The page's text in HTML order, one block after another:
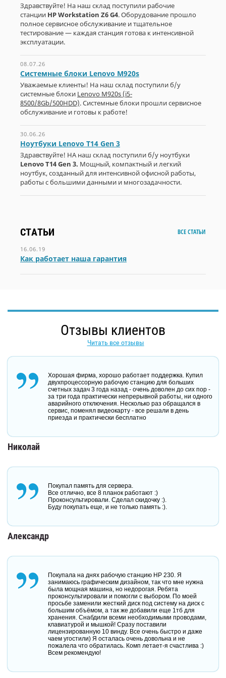
Здравствуйте! На наш склад поступили рабочие
станции HP Workstation Z6 G4. Оборудование прошло
полное сервисное обслуживание и тщательное
тестирование — каждая станция готова к интенсивной
эксплуатации.
08.07.26
Системные блоки Lenovo M920s
Уважаемые клиенты! На наш склад поступили б/у
системные блоки Lenovo M920s (i5-
8500/8Gb/500HDD). Системные блоки прошли сервисное
обслуживание и готовы к работе!
30.06.26
Ноутбуки Lenovo T14 Gen 3
Здравствуйте! НА наш склад поступили б/у ноутбуки
Lenovo T14 Gen 3. Мощный, компактный и легкий
ноутбук, созданный для интенсивной офисной работы,
работы с большими данными и многозадачности.
СТАТЬИ ВСЕ СТАТЬИ
16.06.19
Как работает наша гарантия
Отзывы клиентов
Читать все отзывы
Хорошая фирма, хорошо работает поддержка. Купил
двухпроцессорную рабочую станцию для больших
счетных задач 3 года назад - очень доволен до сих пор -
за три года практически непрерывной работы, ни одного
аварийного отключения. Несколько раз обращался в
сервис, поменял видеокарту - все решали в день
приезда и практически бесплатно
Николай
Покупал память для сервера.
Все отлично, все 8 планок работают :)
Проконсультировали. Сделал скидочку :).
Буду покупать еще, и не только память :).
Александр
Покупала на днях рабочую станцию HP 230. Я
занимаюсь графическим дизайном, так что мне нужна
была мощная машина, но недорогая. Ребята
проконсультировали и помогли с выбором. По моей
просьбе заменили жесткий диск под систему на диск с
большим объёмом, а так же добавили еще 1тб для
хранения. Снабдили всеми необходимыми проводами,
клавиатурой и мышкой! Сразу поставили
лицензированную 10 винду. Все очень быстро и даже
чаем угостили) Я осталась очень довольна и не
пожалела что обратилась. Комп летает-я счастлива :)
Всем рекомендую!